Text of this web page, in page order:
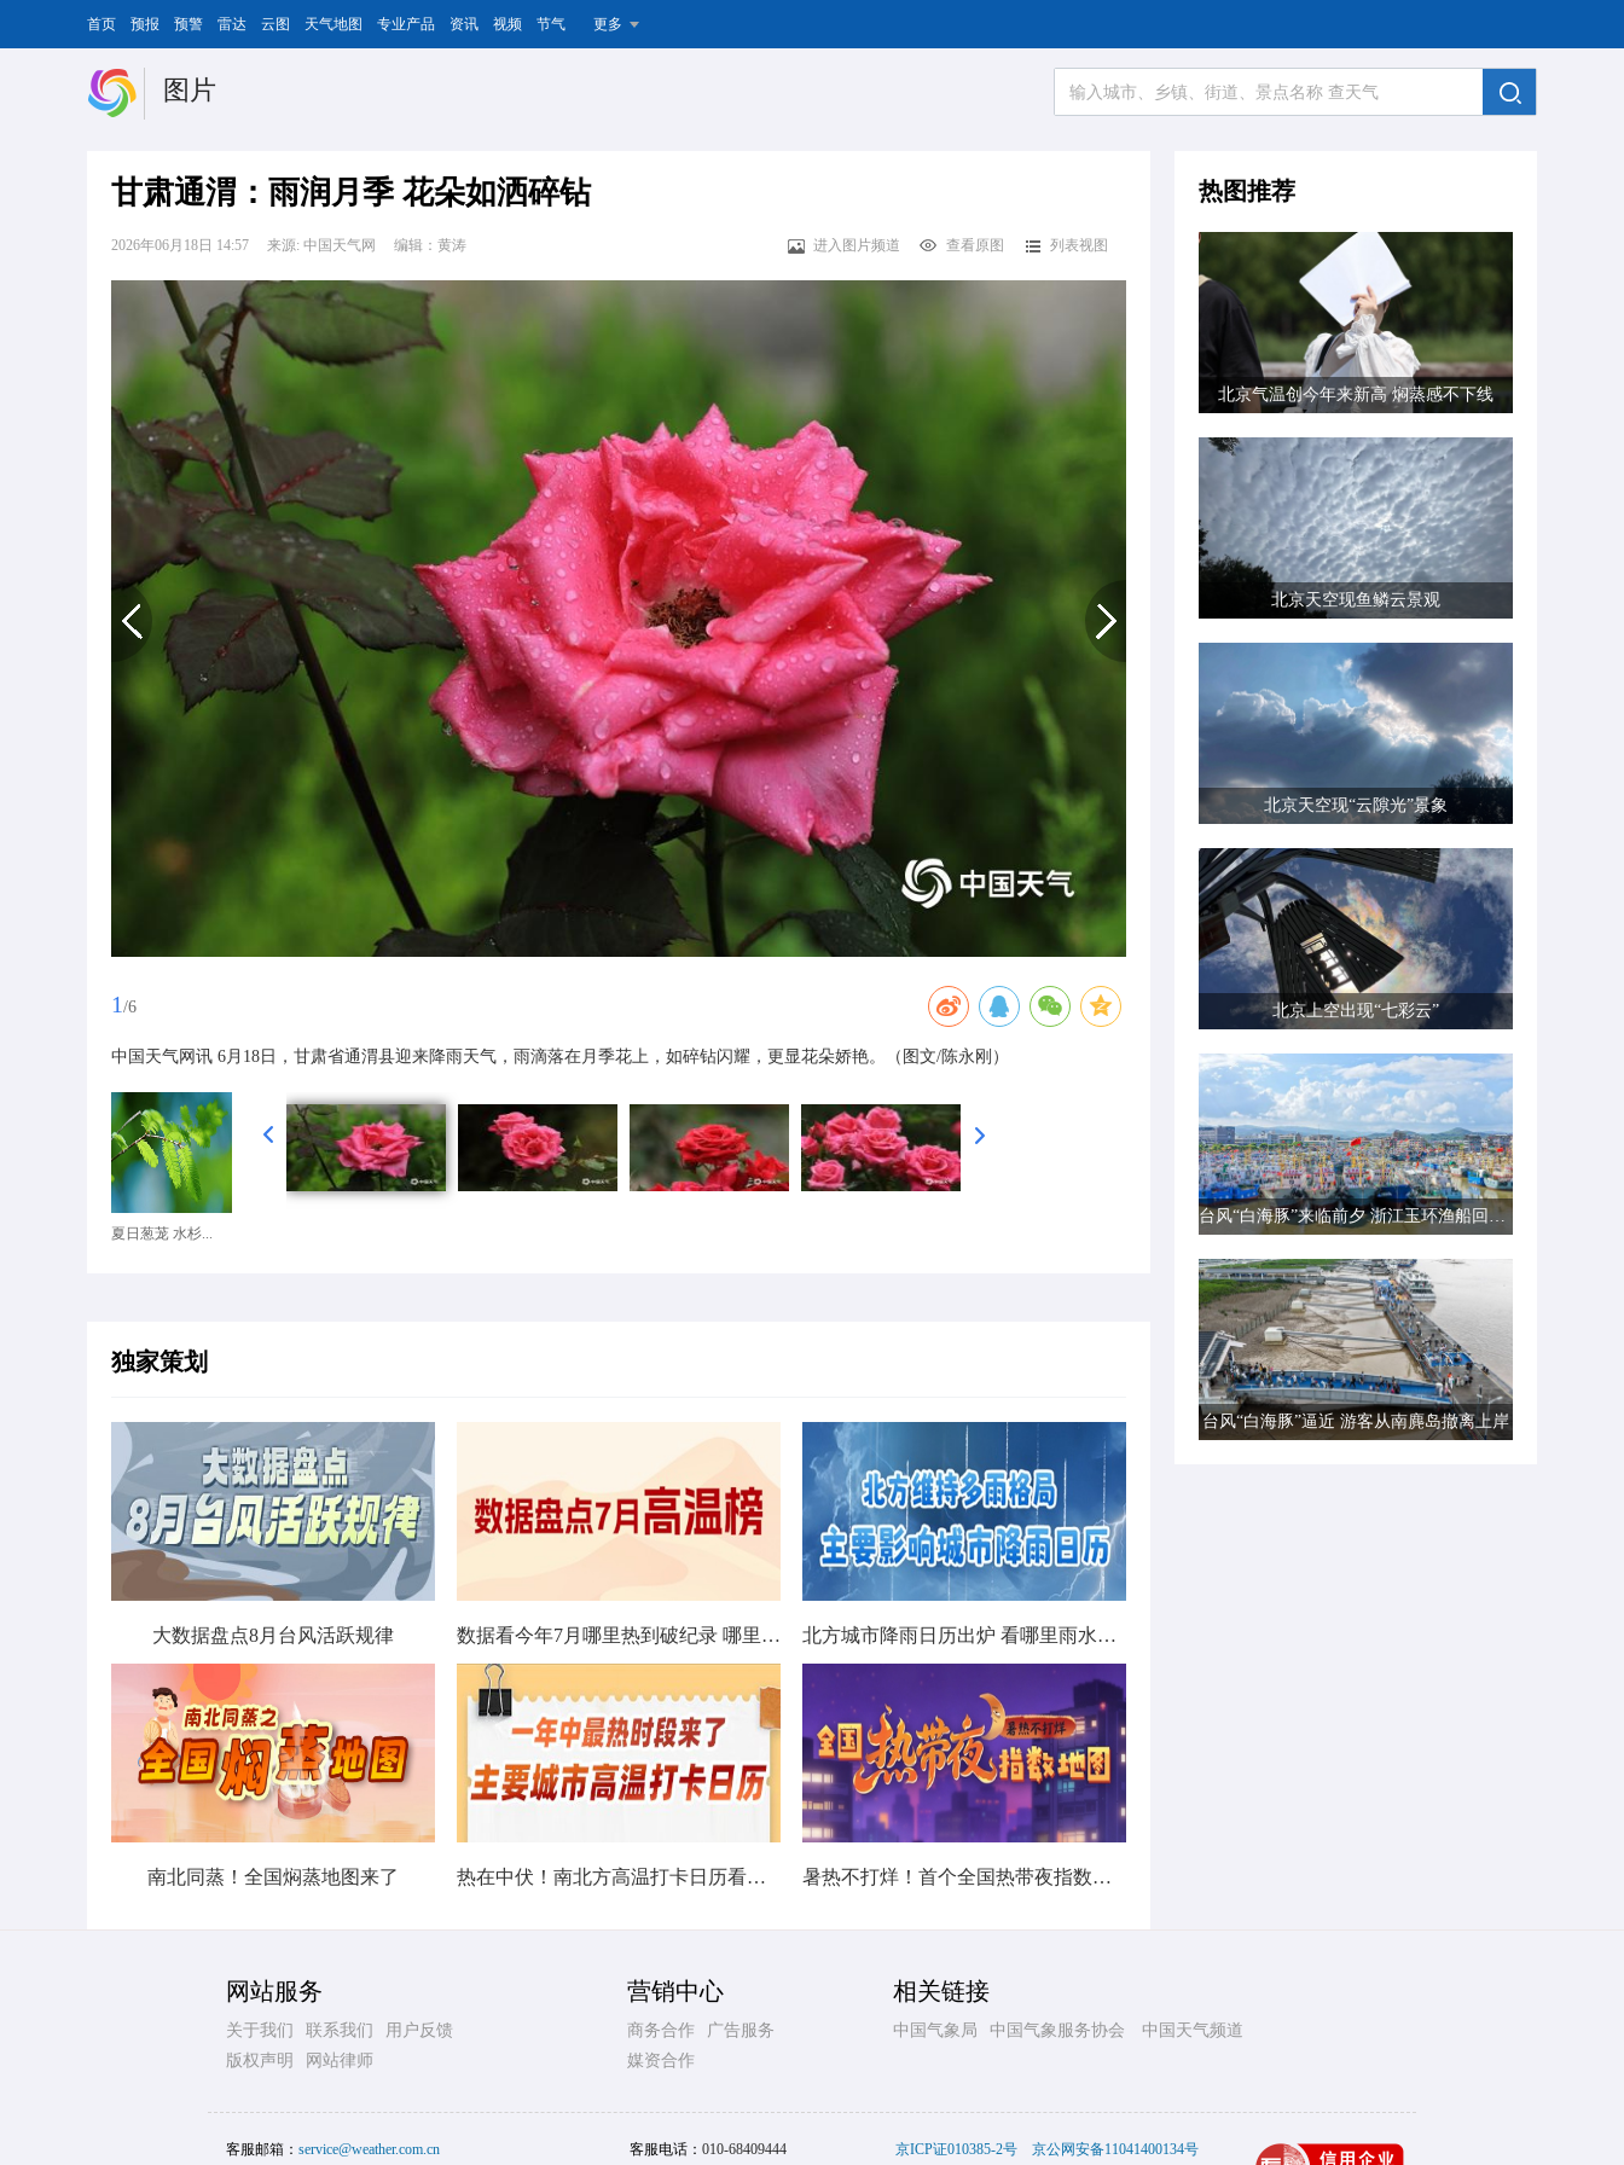
首页 预报 预警 雷达 云图 天气地图 专业产品 资讯 视频 节气 更多
图片
甘肃通渭：雨润月季 花朵如洒碎钻
2026年06月18日 14:57 来源: 中国天气网 编辑：黄涛 进入图片频道 查看原图 列表视图
1 /6
中国天气网讯 6月18日，甘肃省通渭县迎来降雨天气，雨滴落在月季花上，如碎钻闪耀，更显花朵娇艳。（图文/陈永刚）
夏日葱茏 水杉...
独家策划
大数据盘点8月台风活跃规律 数据看今年7月哪里热到破纪录 哪里暑热连轴转 北方城市降雨日历出炉 看哪里雨水超长待机
南北同蒸！全国焖蒸地图来了 热在中伏！南北方高温打卡日历看哪里热力持久 暑热不打烊！首个全国热带夜指数地图发布
热图推荐
北京气温创今年来新高 焖蒸感不下线
北京天空现鱼鳞云景观
北京天空现“云隙光”景象
北京上空出现“七彩云”
台风“白海豚”来临前夕 浙江玉环渔船回港避风
台风“白海豚”逼近 游客从南麂岛撤离上岸
网站服务
关于我们 联系我们
用户反馈
版权声明
网站律师
营销中心
商务合作
广告服务
媒资合作
相关链接
中国气象局 中国气象服务协会 中国天气频道
客服邮箱： service@weather.com.cn 客服电话： 010-68409444 京ICP证010385-2号 京公网安备11041400134号